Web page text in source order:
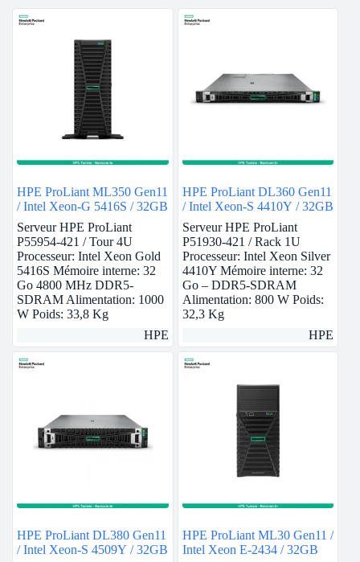
HPE ProLiant ML350 Gen11
/ Intel Xeon-G 5416S / 32GB
Serveur HPE ProLiant
P55954-421 / Tour 4U
Processeur: Intel Xeon Gold
5416S Mémoire interne: 32
Go 4800 MHz DDR5-
SDRAM Alimentation: 1000
W Poids: 33,8 Kg
HPE
HPE ProLiant DL360 Gen11
/ Intel Xeon-S 4410Y / 32GB
Serveur HPE ProLiant
P51930-421 / Rack 1U
Processeur: Intel Xeon Silver
4410Y Mémoire interne: 32
Go – DDR5-SDRAM
Alimentation: 800 W Poids:
32,3 Kg
HPE
HPE ProLiant DL380 Gen11
/ Intel Xeon-S 4509Y / 32GB
HPE ProLiant ML30 Gen11 /
Intel Xeon E-2434 / 32GB